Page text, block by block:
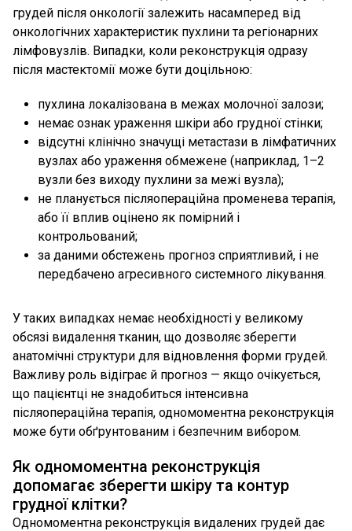
грудей після онкології залежить насамперед від
онкологічних характеристик пухлини та регіонарних
лімфовузлів. Випадки, коли реконструкція одразу
після мастектомії може бути доцільною:
пухлина локалізована в межах молочної залози;
немає ознак ураження шкіри або грудної стінки;
відсутні клінічно значущі метастази в лімфатичних
вузлах або ураження обмежене (наприклад, 1–2
вузли без виходу пухлини за межі вузла);
не планується післяопераційна променева терапія,
або її вплив оцінено як помірний і
контрольований;
за даними обстежень прогноз сприятливий, і не
передбачено агресивного системного лікування.
У таких випадках немає необхідності у великому
обсязі видалення тканин, що дозволяє зберегти
анатомічні структури для відновлення форми грудей.
Важливу роль відіграє й прогноз — якщо очікується,
що пацієнтці не знадобиться інтенсивна
післяопераційна терапія, одномоментна реконструкція
може бути обґрунтованим і безпечним вибором.
Як одномоментна реконструкція
допомагає зберегти шкіру та контур
грудної клітки?
Одномоментна реконструкція видалених грудей дає